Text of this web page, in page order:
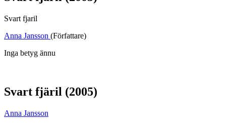
Svart fjaril
Anna Jansson (Författare)
Inga betyg ännu
Svart fjäril (2005)
Anna Jansson